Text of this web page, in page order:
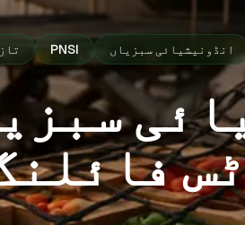
انڈونیشیائی سبزیاں PNSI